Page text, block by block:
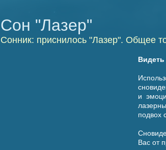
Сон "Лазер"
Сонник: приснилось "Лазер". Общее
и
подвох
Вас от